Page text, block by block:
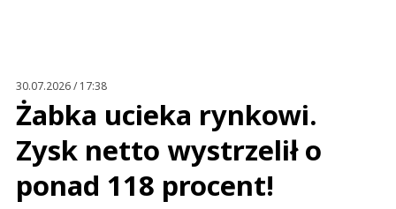
30.07.2026 / 17:38
Żabka ucieka rynkowi.
Zysk netto wystrzelił o
ponad 118 procent!